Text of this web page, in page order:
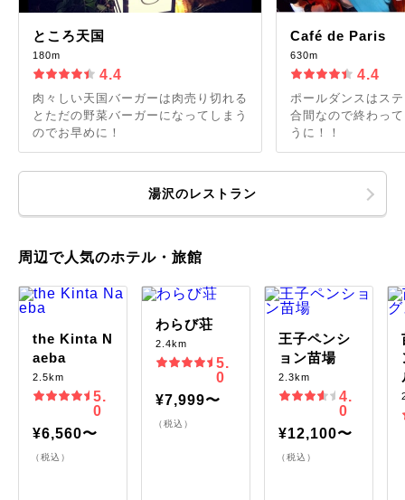
ところ天国
180m
4.4
肉々しい天国バーガーは肉売り切れる
とただの野菜バーガーになってしまう
のでお早めに！
Café de Paris
630m
4.4
ポールダンスはス
合間なので終わっ
うに！！
湯沢のレストラン
周辺で人気のホテル・旅館
the Kinta N
aeba
2.5km
5.
0
¥6,560〜
（税込）
わらび荘
2.4km
5.
0
¥7,999〜
（税込）
王子ペンシ
ョン苗場
2.3km
4.
0
¥12,100〜
（税込）